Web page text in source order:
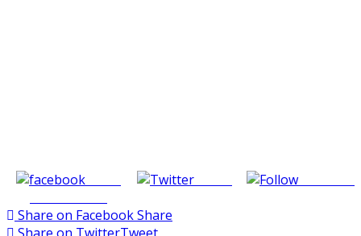
Share on FacebookShare
Share on TwitterTweet